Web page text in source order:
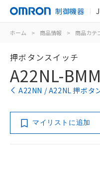
制御機器
ホーム > 商品情報 > 商品カテ
押ボタンスイッチ
A22NL-
A22NN / A22NL 押ボタ
マイリストに追加